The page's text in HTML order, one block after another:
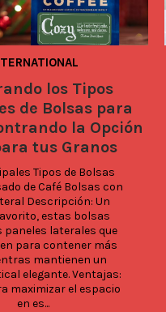
los Tipos
de Bolsas para
la Opción
tus Granos
Tipos de Bolsas
de Café Bolsas con
Descripción: Un
estas bolsas
paneles laterales que
para contener más
mantienen un
elegante. Ventajas:
maximizar el espacio
en es...